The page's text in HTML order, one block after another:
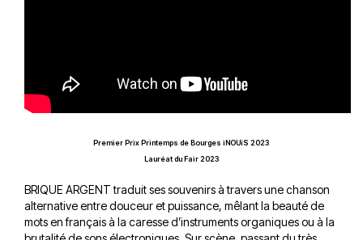
Premier Prix Printemps de Bourges iNOUïS 2023
Lauréat du Fair 2023
BRIQUE ARGENT traduit ses souvenirs à travers une chanson
alternative entre douceur et puissance, mêlant la beauté de
mots en français à la caresse d’instruments organiques ou à la